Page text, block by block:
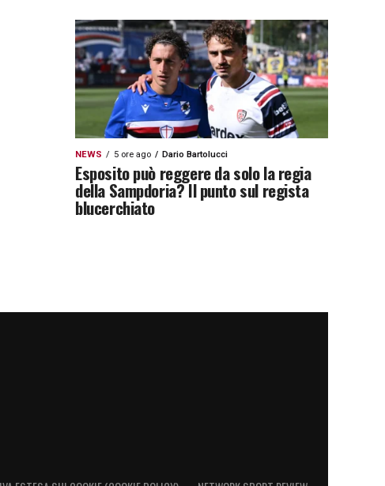
NEWS 5 ore ago Dario Bartolucci
Esposito può reggere da solo la regia
della Sampdoria? Il punto sul regista
blucerchiato